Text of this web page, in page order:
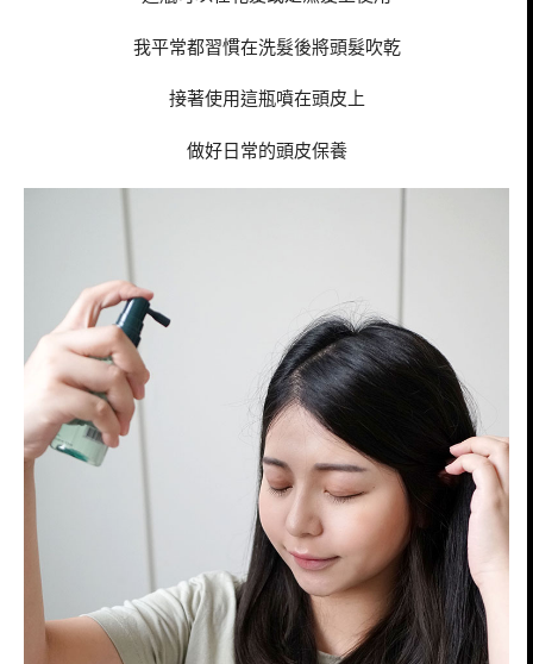
我平常都習慣在洗髮後將頭髮吹乾
接著使用這瓶噴在頭皮上
做好日常的頭皮保養